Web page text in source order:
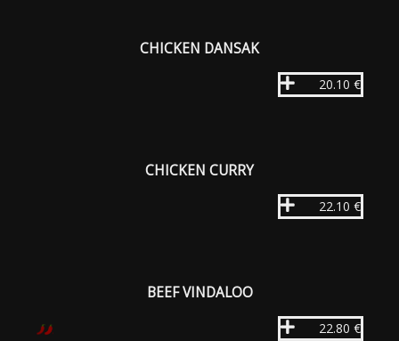
CHICKEN DANSAK
20.10 €
CHICKEN CURRY
22.10 €
BEEF VINDALOO
22.80 €